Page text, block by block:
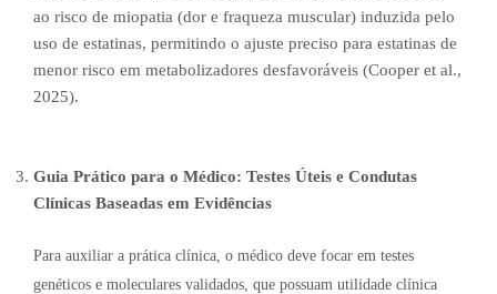
ao risco de miopatia (dor e fraqueza muscular) induzida pelo
uso de estatinas, permitindo o ajuste preciso para estatinas de
menor risco em metabolizadores desfavoráveis (Cooper et al.,
2025).
Guia Prático para o Médico: Testes Úteis e Condutas
Clínicas Baseadas em Evidências
Para auxiliar a prática clínica, o médico deve focar em testes
genéticos e moleculares validados, que possuam utilidade clínica